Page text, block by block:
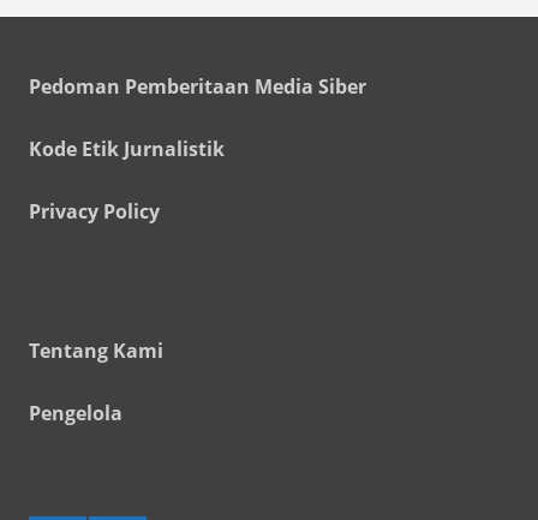
Pedoman Pemberitaan Media Siber
Kode Etik Jurnalistik
Privacy Policy
Tentang Kami
Pengelola